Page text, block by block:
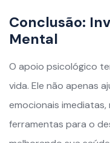
Conclusão:
Mental
O apoio psicológico
vida. Ele não apenas
emocionais
ferramentas para o